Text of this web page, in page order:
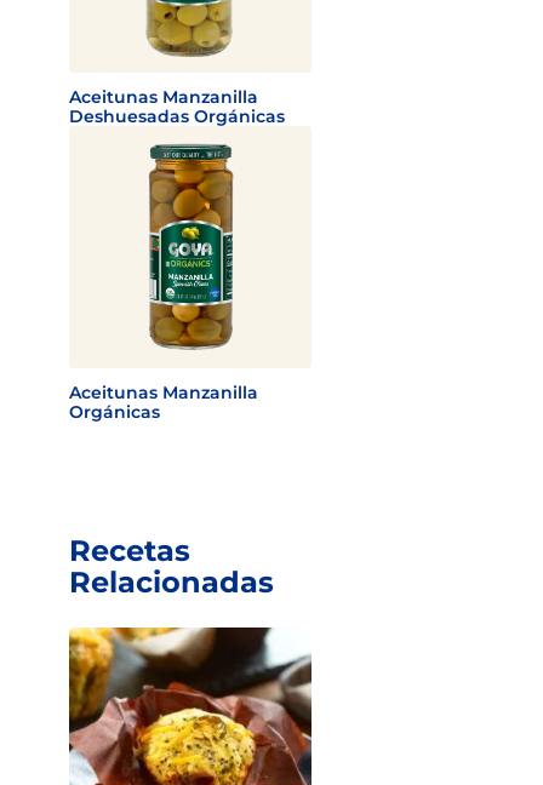
Aceitunas Manzanilla
Deshuesadas Orgánicas
Aceitunas Manzanilla
Orgánicas
Recetas
Relacionadas